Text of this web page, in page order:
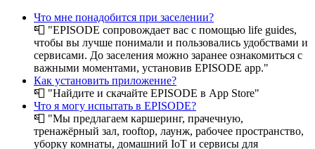
Что мне понадобится при заселении?
📮 "EPISODE сопровождает вас с помощью life guides,
чтобы вы лучше понимали и пользовались удобствами и
сервисами. До заселения можно заранее ознакомиться с
важными моментами, установив EPISODE app."
Как установить приложение?
📮 "Найдите и скачайте EPISODE в App Store"
Что я могу испытать в EPISODE?
📮 "Мы предлагаем каршеринг, прачечную,
тренажёрный зал, rooftop, лаунж, рабочее пространство,
уборку комнаты, домашний IoT и сервисы для